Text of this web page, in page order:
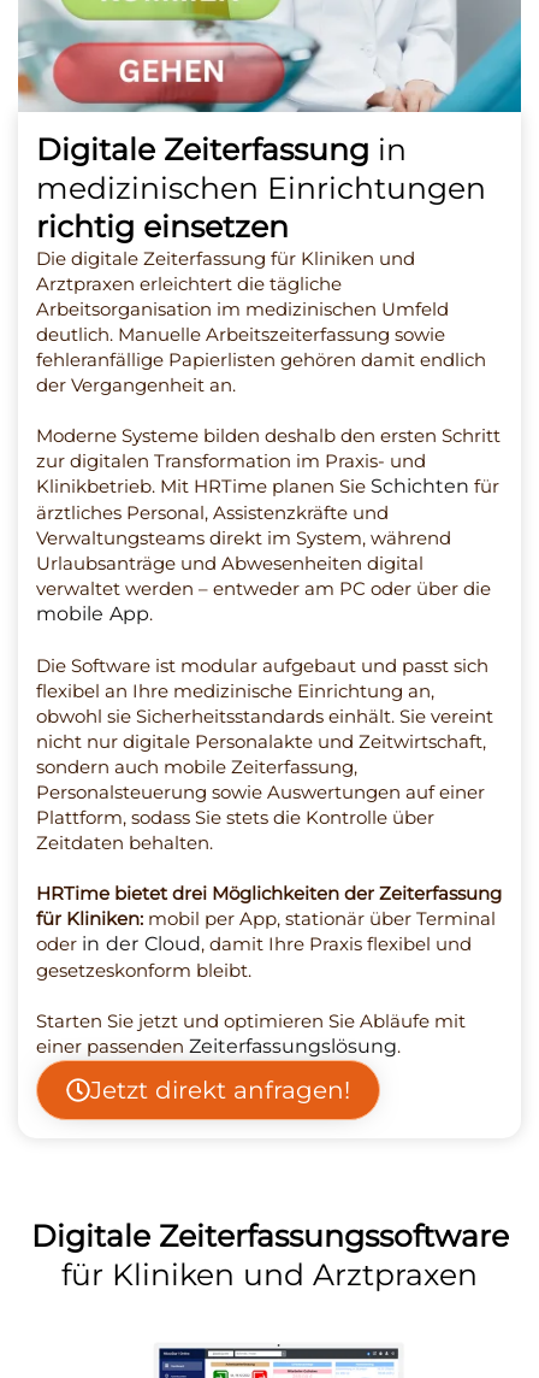
Digitale Zeiterfassung in
medizinischen Einrichtungen
richtig einsetzen
Die digitale Zeiterfassung für Kliniken und
Arztpraxen erleichtert die tägliche
Arbeitsorganisation im medizinischen Umfeld
deutlich. Manuelle Arbeitszeiterfassung sowie
fehleranfällige Papierlisten gehören damit endlich
der Vergangenheit an.
Moderne Systeme bilden deshalb den ersten Schritt
zur digitalen Transformation im Praxis- und
Klinikbetrieb. Mit HRTime planen Sie Schichten für
ärztliches Personal, Assistenzkräfte und
Verwaltungsteams direkt im System, während
Urlaubsanträge und Abwesenheiten digital
verwaltet werden – entweder am PC oder über die
mobile App.
Die Software ist modular aufgebaut und passt sich
flexibel an Ihre medizinische Einrichtung an,
obwohl sie Sicherheitsstandards einhält. Sie vereint
nicht nur digitale Personalakte und Zeitwirtschaft,
sondern auch mobile Zeiterfassung,
Personalsteuerung sowie Auswertungen auf einer
Plattform, sodass Sie stets die Kontrolle über
Zeitdaten behalten.
HRTime bietet drei Möglichkeiten der Zeiterfassung
für Kliniken: mobil per App, stationär über Terminal
oder in der Cloud, damit Ihre Praxis flexibel und
gesetzeskonform bleibt.
Starten Sie jetzt und optimieren Sie Abläufe mit
einer passenden Zeiterfassungslösung.
Jetzt direkt anfragen!
Digitale Zeiterfassungssoftware
für Kliniken und Arztpraxen